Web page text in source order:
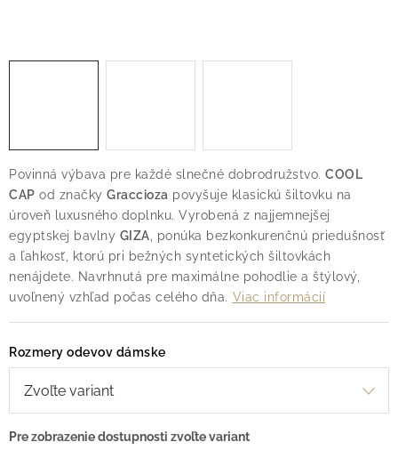
Povinná výbava pre každé slnečné dobrodružstvo. COOL
CAP od značky Graccioza povyšuje klasickú šiltovku na
úroveň luxusného doplnku. Vyrobená z najjemnejšej
egyptskej bavlny GIZA , ponúka bezkonkurenčnú priedušnosť
a ľahkosť, ktorú pri bežných syntetických šiltovkách
nenájdete. Navrhnutá pre maximálne pohodlie a štýlový,
uvoľnený vzhľad počas celého dňa. Viac informácií
Rozmery odevov dámske